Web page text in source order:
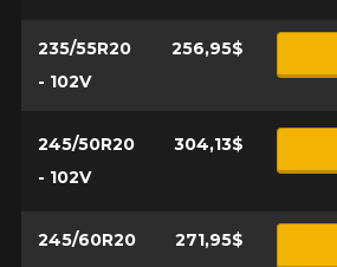
235/55R20
- 102V
256,95$
245/50R20
- 102V
304,13$
245/60R20
271,95$